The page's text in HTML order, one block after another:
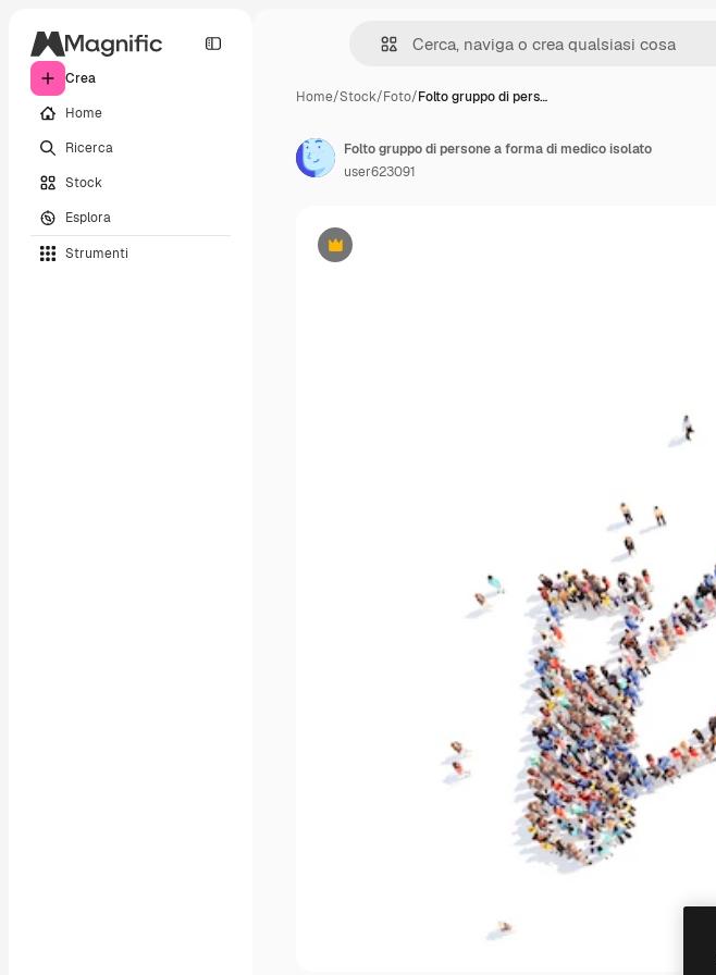
Crea
Home
Ricerca
Stock
Esplora
Strumenti
Home/Stock/Foto/Folto gruppo di pers…
Premium
Folto gruppo di persone a forma di medico isolato
user623091